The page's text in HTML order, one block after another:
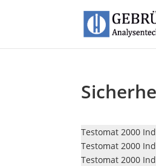
Testomat 2000
Testomat 2000
Testomat 2000